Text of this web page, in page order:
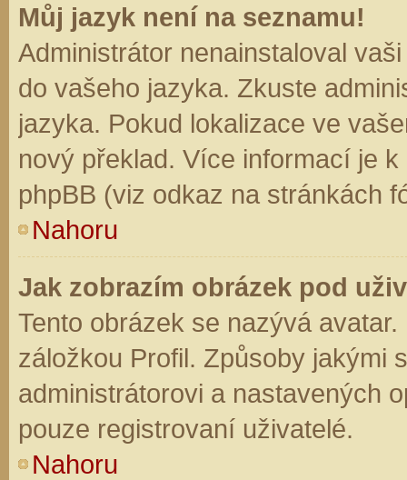
Můj jazyk není na seznamu!
Administrátor nenainstaloval
do vašeho jazyka. Zkuste
jazyka. Pokud lokalizace ve
nový překlad. Více informací je
phpBB (viz odkaz na stránkách
Nahoru
Jak zobrazím obrázek pod
Tento obrázek se nazývá
záložkou Profil. Způsoby jakými
administrátorovi a nastavených
pouze registrovaní uživatelé.
Nahoru